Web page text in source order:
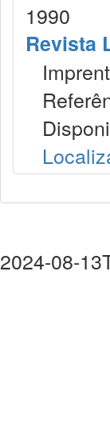
1990
Revista
2024-08-